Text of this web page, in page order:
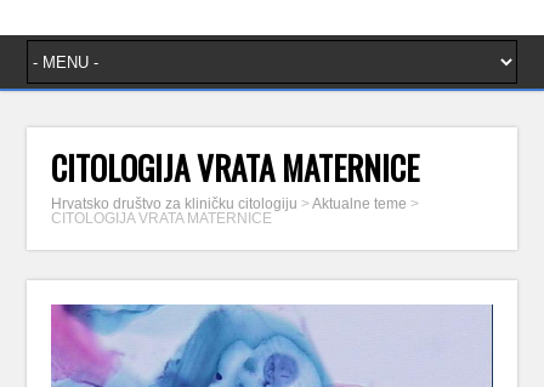
CITOLOGIJA VRATA MATERNICE
Hrvatsko društvo za kliničku citologiju >Aktualne teme >
CITOLOGIJA VRATA MATERNICE